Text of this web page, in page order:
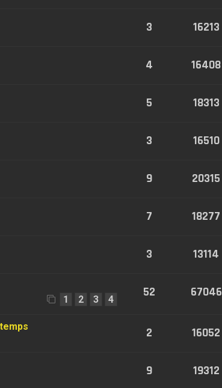
3 16213
4 16408
5 18313
3 16510
9 20315
7 18277
3 13114
1 2 3 4 52 67046
2 16052
9 19312